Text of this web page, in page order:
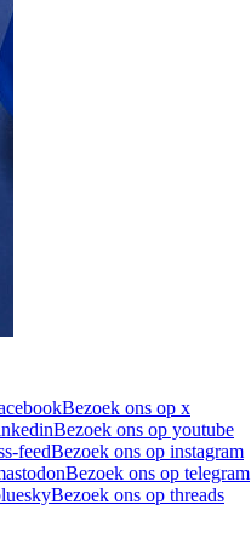
Bezoek ons op x
Bezoek ons op youtube
feedBezoek ons op instagram
Bezoek ons op telegram
Bezoek ons op threads